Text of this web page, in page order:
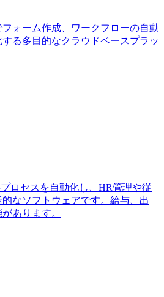
ォーム作成、ワークフローの自動
る多目的なクラウドベースプラッ
ロセスを自動化し、HR管理や従
なソフトウェアです。給与、出
あります。